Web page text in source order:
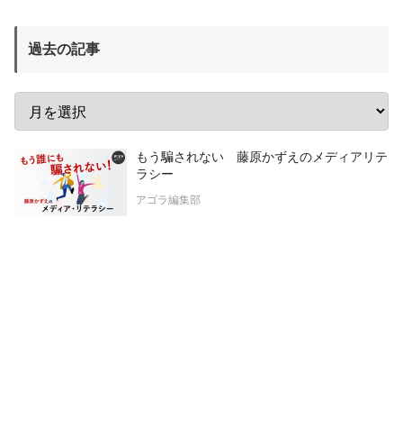
過去の記事
もう騙されない 藤原かずえのメディアリテ
ラシー
アゴラ編集部